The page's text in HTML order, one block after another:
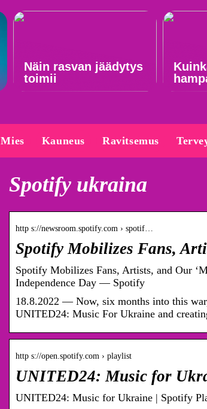
Näin rasvan jäädytys
toimii
Mies Kauneus Ravitsemus
Spotify ukraina
http s://newsroom.spotify.com › spotif…
Spotify Mobilizes Fans,
Spotify Mobilizes Fans, Artists, and Our
Independence Day — Spotify
18.8.2022 — Now, six months into this
UNITED24: Music For Ukraine and
http s://open.spotify.com › playlist
UNITED24: Music for
UNITED24: Music for Ukraine | Spotify